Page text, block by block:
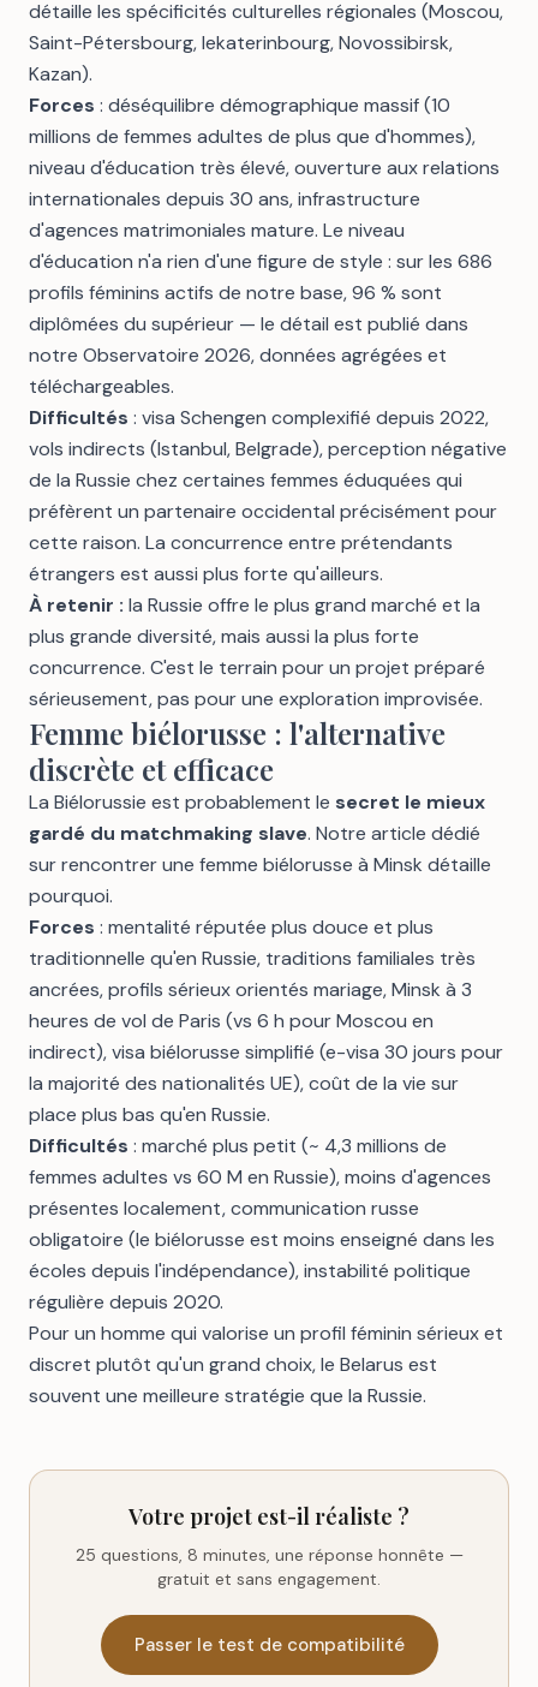
détaille les spécificités culturelles régionales (Moscou,
Saint-Pétersbourg, Iekaterinbourg, Novossibirsk,
Kazan).
Forces : déséquilibre démographique massif (10
millions de femmes adultes de plus que d'hommes),
niveau d'éducation très élevé, ouverture aux relations
internationales depuis 30 ans, infrastructure
d'agences matrimoniales mature. Le niveau
d'éducation n'a rien d'une figure de style : sur les 686
profils féminins actifs de notre base, 96 % sont
diplômées du supérieur — le détail est publié dans
notre Observatoire 2026, données agrégées et
téléchargeables.
Difficultés : visa Schengen complexifié depuis 2022,
vols indirects (Istanbul, Belgrade), perception négative
de la Russie chez certaines femmes éduquées qui
préfèrent un partenaire occidental précisément pour
cette raison. La concurrence entre prétendants
étrangers est aussi plus forte qu'ailleurs.
À retenir : la Russie offre le plus grand marché et la
plus grande diversité, mais aussi la plus forte
concurrence. C'est le terrain pour un projet préparé
sérieusement, pas pour une exploration improvisée.
Femme biélorusse : l'alternative
discrète et efficace
La Biélorussie est probablement le secret le mieux
gardé du matchmaking slave. Notre article dédié
surrencontrer une femme biélorusse à Minsk détaille
pourquoi.
Forces : mentalité réputée plus douce et plus
traditionnelle qu'en Russie, traditions familiales très
ancrées, profils sérieux orientés mariage, Minsk à 3
heures de vol de Paris (vs 6 h pour Moscou en
indirect), visa biélorusse simplifié (e-visa 30 jours pour
la majorité des nationalités UE), coût de la vie sur
place plus bas qu'en Russie.
Difficultés : marché plus petit (~ 4,3 millions de
femmes adultes vs 60 M en Russie), moins d'agences
présentes localement, communication russe
obligatoire (le biélorusse est moins enseigné dans les
écoles depuis l'indépendance), instabilité politique
régulière depuis 2020.
Pour un homme qui valorise un profil féminin sérieux et
discret plutôt qu'un grand choix, le Belarus est
souvent une meilleure stratégie que la Russie.
Votre projet est-il réaliste ?
25 questions, 8 minutes, une réponse honnête —
gratuit et sans engagement.
Passer le test de compatibilité